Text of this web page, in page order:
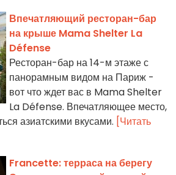
Впечатляющий ресторан-бар
на крыше Mama Shelter La
Défense
Ресторан-бар на 14-м этаже с
панорамным видом на Париж -
вот что ждет вас в Mama Shelter
La Défense. Впечатляющее место,
азиатскими вкусами. [Читать
Francette: терраса на берегу